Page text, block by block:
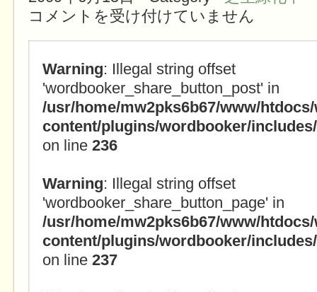
本日の個人邸 は
コメントを受け付けていません
Warning: Illegal string offset
'wordbooker_share_button_post' in
/usr/home/mw2pks6b67/www/
content/plugins/wordbooker/
on line 236
Warning: Illegal string offset
'wordbooker_share_button_page' in
/usr/home/mw2pks6b67/www/
content/plugins/wordbooker/
on line 237